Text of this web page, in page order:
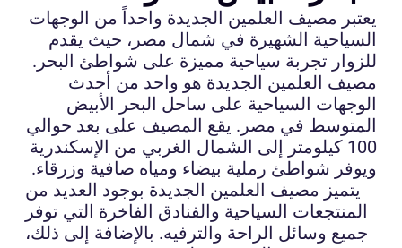
يعتبر مصيف العلمين الجديدة واحداً من الوجهات
السياحية الشهيرة في شمال مصر، حيث يقدم
للزوار تجربة سياحية مميزة على شواطئ البحر.
مصيف العلمين الجديدة هو واحد من أحدث
الوجهات السياحية على ساحل البحر الأبيض
المتوسط في مصر. يقع المصيف على بعد حوالي
100 كيلومتر إلى الشمال الغربي من الإسكندرية
ويوفر شواطئ رملية بيضاء ومياه صافية وزرقاء.
يتميز مصيف العلمين الجديدة بوجود العديد من
المنتجعات السياحية والفنادق الفاخرة التي توفر
جميع وسائل الراحة والترفيه. بالإضافة إلى ذلك،